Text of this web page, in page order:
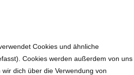
Cookies und ähnliche
Cookies werden außerdem von uns
dich über die Verwendung von